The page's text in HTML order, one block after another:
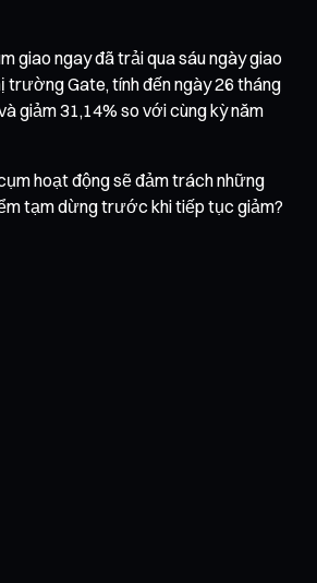
giao ngay đã trải qua sáu ngày giao
trường Gate, tính đến ngày 26 tháng
giảm 31,14% so với cùng kỳ năm
hoạt động sẽ đảm trách những
tạm dừng trước khi tiếp tục giảm?